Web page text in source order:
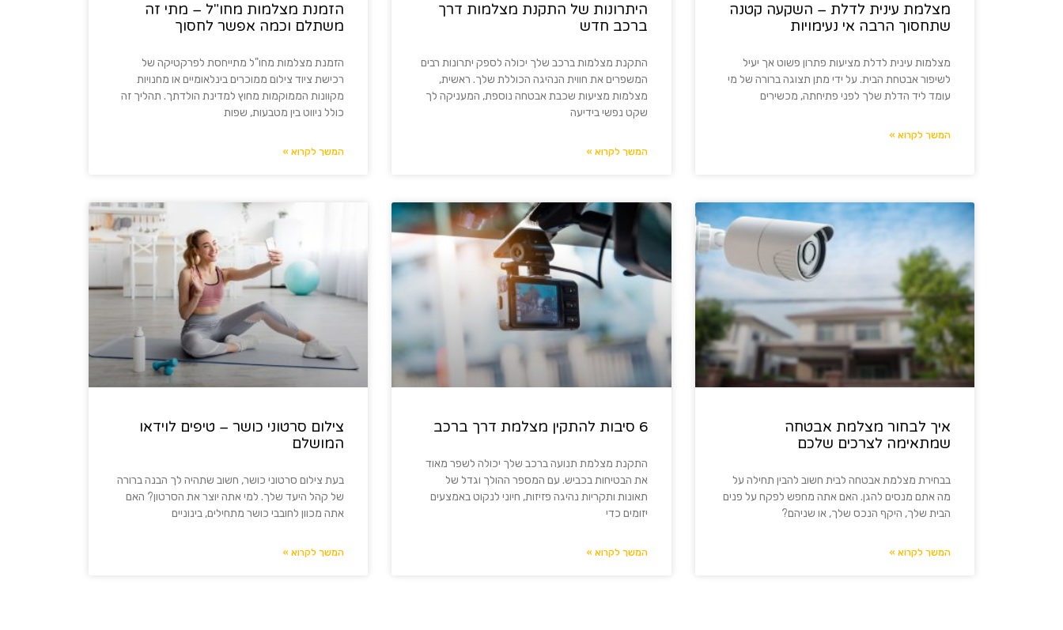
מצלמת עינית לדלת – השקעה קטנה
שתחסוך הרבה אי נעימויות
מצלמות עינית לדלת מציעות פתרון פשוט אך יעיל
לשיפור אבטחת הבית. על ידי מתן תצוגה ברורה של מי
עומד ליד הדלת שלך לפני פתיחתה, מכשירים
המשך לקרוא »
היתרונות של התקנת מצלמות דרך
ברכב חדש
התקנת מצלמות ברכב שלך יכולה לספק יתרונות רבים
המשפרים את חווית הנהיגה הכוללת שלך. ראשית,
מצלמות מציעות שכבת אבטחה נוספת, המעניקה לך
שקט נפשי בידיעה
המשך לקרוא »
הזמנת מצלמות מחו"ל – מתי זה
משתלם וכמה אפשר לחסוך
הזמנת מצלמות מחו"ל מתייחסת לפרקטיקה של
רכישת ציוד צילום ממוכרים בינלאומיים או מחנויות
מקוונות הממוקמות מחוץ למדינת הולדתך. תהליך זה
כולל ניווט בין מטבעות, שפות
המשך לקרוא »
איך לבחור מצלמת אבטחה
שמתאימה לצרכים שלכם
בבחירת מצלמת אבטחה לבית חשוב להבין תחילה על
מה אתם מנסים להגן. האם אתה מחפש לפקח על פנים
הבית שלך, היקף הנכס שלך, או שניהם?
המשך לקרוא »
6 סיבות להתקין מצלמת דרך ברכב
התקנת מצלמת תנועה ברכב שלך יכולה לשפר מאוד
את הבטיחות בכביש. עם המספר ההולך וגדל של
תאונות ותקריות נהיגה פזיזות, חיוני לנקוט באמצעים
יזומים כדי
המשך לקרוא »
צילום סרטוני כושר – טיפים לוידאו
המושלם
בעת צילום סרטוני כושר, חשוב שתהיה לך הבנה ברורה
של קהל היעד שלך. למי אתה יוצר את הסרטון? האם
אתה מכוון לחובבי כושר מתחילים, בינוניים
המשך לקרוא »